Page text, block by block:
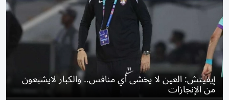
إيفيتش: العين لا يخشى أي منافس.. والكبار لايشبعون
من الإنجازات